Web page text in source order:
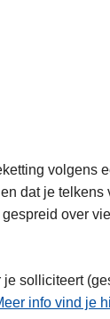
volgens
dat je telkens
over
solliciteert
info vind je